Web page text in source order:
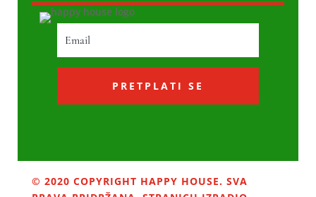
PRETPLATI SE
© 2020 COPYRIGHT HAPPY HOUSE. SVA